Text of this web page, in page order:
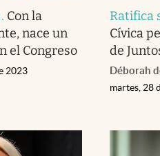
. Con la
nace un
el Congreso
2023
Ratifica
Cívica
de
Déborah
martes, 28